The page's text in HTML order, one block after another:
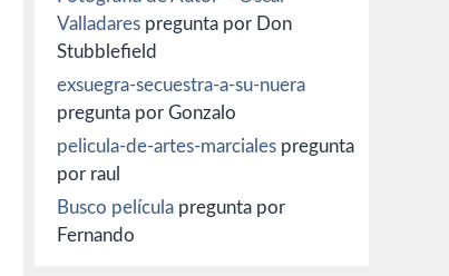
Valladares pregunta por Don
Stubblefield
exsuegra-secuestra-a-su-nuera
pregunta por Gonzalo
pelicula-de-artes-marciales pregunta
por raul
Busco película pregunta por
Fernando